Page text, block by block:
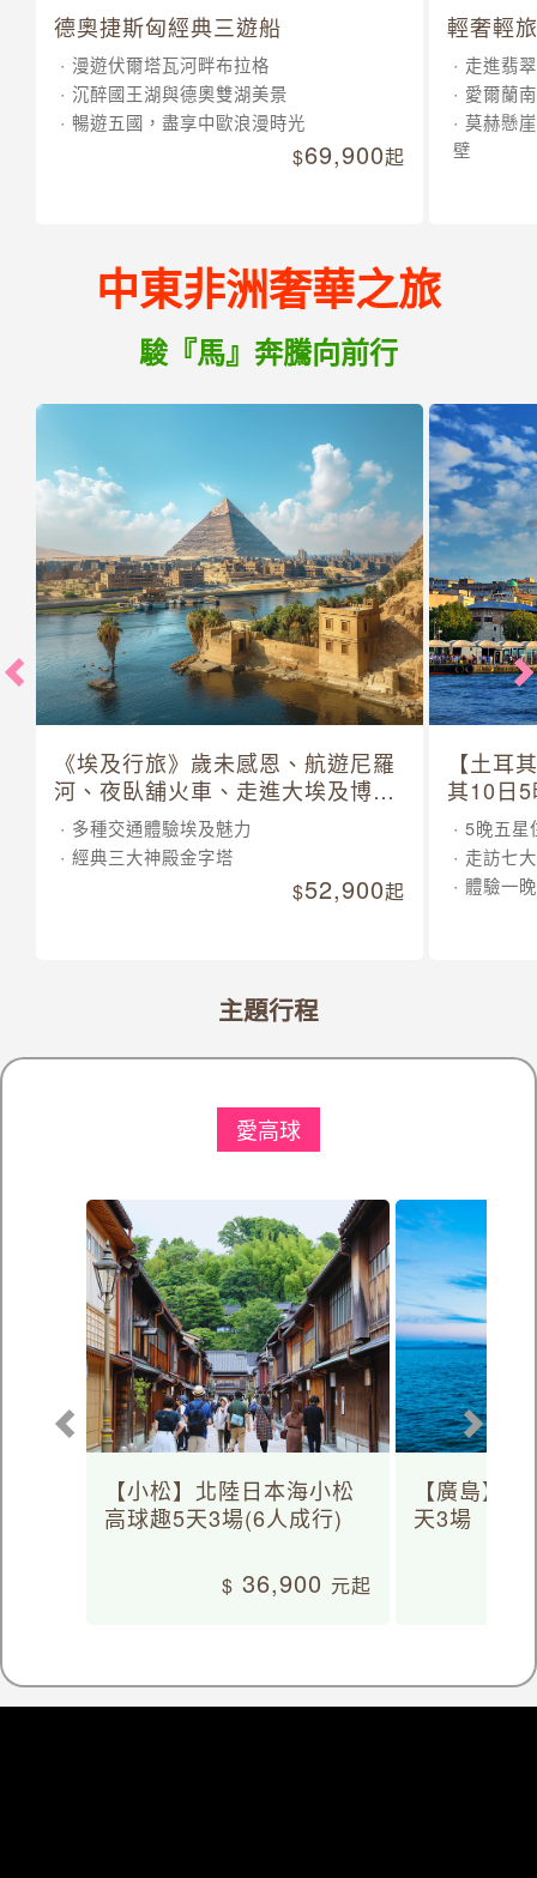
德奧捷斯匈經典三遊船
漫遊伏爾塔瓦河畔布拉格
沉醉國王湖與德奧雙湖美景
暢遊五國，盡享中歐浪漫時光
69,900起
輕奢輕
走進翡
愛爾蘭
莫赫懸
壁
中東非洲奢華之旅
駿『馬』奔騰向前行
《埃及行旅》歲未感恩、航遊尼羅
河、夜臥舖火車、走進大埃及博物
館 10 日
多種交通體驗埃及魅力
經典三大神殿金字塔
52,900起
【土耳
其10日
5晚五星
走訪七
體驗一
愛高球
主題行程
【小松】北陸日本海小松
高球趣5天3場(6人成行)
36,900
【廣島】
天3場